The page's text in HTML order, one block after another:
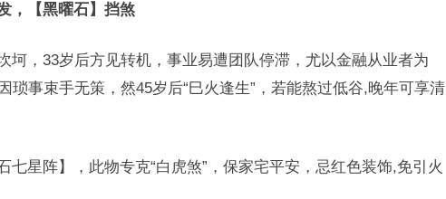
，【黑曜石】挡煞
坷，33岁后方见转机，事业易遭团队停滞，尤以金融从业者为
琐事束手无策，然45岁后“巳火逢生”，若能熬过低谷,晚年可享清
七星阵】，此物专克“白虎煞”，保家宅平安，忌红色装饰,免引火